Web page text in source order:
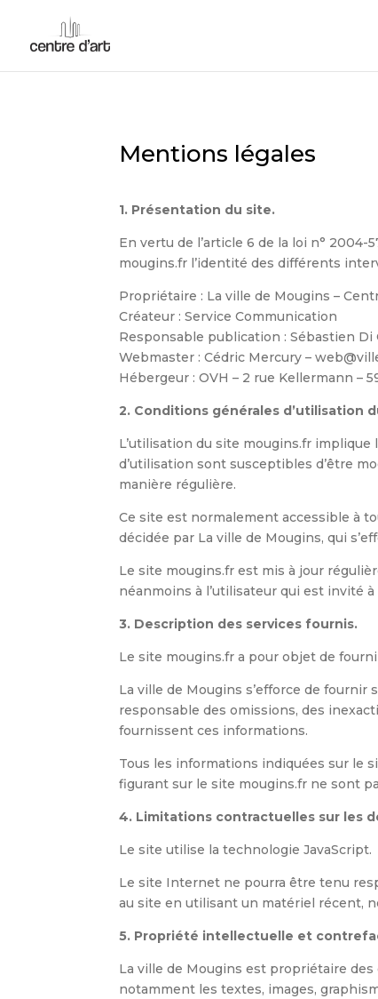
Mentions légales
1. Présentation du site.
En vertu de l’article 6 de la loi n°
mougins.fr l’identité des différents
Propriétaire : La ville de Mougins –
Créateur : Service Communication
Responsable publication : Sébastien Di
Webmaster : Cédric Mercury –
Hébergeur : OVH – 2 rue Kellermann –
2. Conditions générales d’utilisation
L’utilisation du site mougins.fr
d’utilisation sont susceptibles d’être
manière régulière.
Ce site est normalement accessible à
décidée par La ville de Mougins, qui
Le site mougins.fr est mis à jour
néanmoins à l’utilisateur qui est invité
3. Description des services fournis.
Le site mougins.fr a pour objet de
La ville de Mougins s’efforce de
responsable des omissions, des
fournissent ces informations.
Tous les informations indiquées sur le
figurant sur le site mougins.fr ne sont
4. Limitations contractuelles sur les
Le site utilise la technologie JavaScript.
Le site Internet ne pourra être tenu
au site en utilisant un matériel récent,
5. Propriété intellectuelle et
La ville de Mougins est propriétaire
notamment les textes, images,